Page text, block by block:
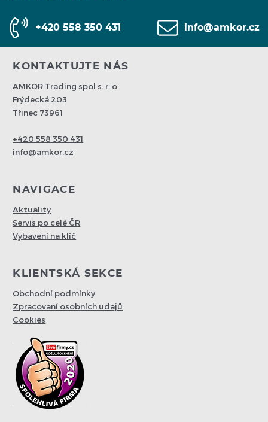
+420 558 350 431 info@amkor.cz
KONTAKTUJTE NÁS
AMKOR Trading spol s. r. o.
Frýdecká 203
Třinec 73961
+420 558 350 431
info@amkor.cz
NAVIGACE
Aktuality
Servis po celé ČR
Vybavení na klíč
KLIENTSKÁ SEKCE
Obchodní podmínky
Zpracovaní osobních udajů
Cookies